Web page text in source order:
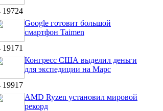
19724
Google готовит большой
смартфон Taimen
19171
Конгресс США выделил деньги
для экспедиции на Марс
19917
AMD Ryzen установил мировой
рекорд